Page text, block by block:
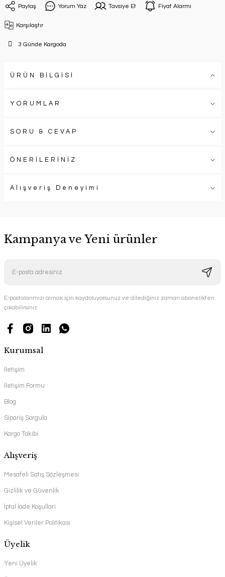
Paylaş Yorum Yaz Tavsiye Et Fiyat Alarmı
Karşılaştır
3 Günde Kargoda
ÜRÜN BİLGİSİ
YORUMLAR
SORU & CEVAP
ÖNERİLERİNİZ
Alışveriş Deneyimi
Kampanya ve Yeni ürünler
E-postalarımızı almak için kaydoluyorsunuz ve dilediğiniz zaman abonelikten
çıkabilirsiniz.
Kurumsal
İletişim
İletişim Formu
Blog
Sipariş Sorgula
Kargo Takibi
Alışveriş
Mesafeli Satış Sözleşmesi
Gizlilik ve Güvenlik
İptal İade Koşullari
Kişisel Veriler Politikası
Üyelik
Yeni Üyelik